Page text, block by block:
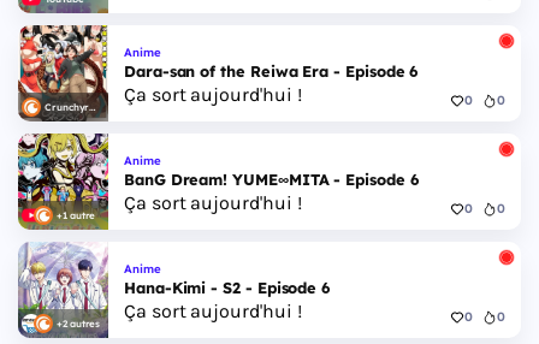
Crunchyroll
Anime
Dara-san of the Reiwa Era - Episode 6
Ça sort aujourd'hui ! 0 0
+1 autre
Anime
BanG Dream! YUME∞MITA - Episode 6
Ça sort aujourd'hui ! 0 0
+2 autres
Anime
Hana-Kimi - S2 - Episode 6
Ça sort aujourd'hui ! 0 0